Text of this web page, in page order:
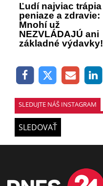
Ľudí najviac trápia
peniaze a zdravie:
Mnohí už
NEZVLÁDAJÚ ani
základné výdavky!
SLEDUJTE NÁŠ INSTAGRAM
SLEDOVAŤ